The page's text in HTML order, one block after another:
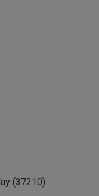
(37210)